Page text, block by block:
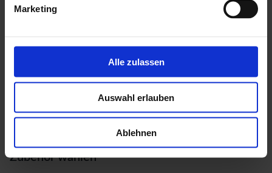
Marketing
Alle zulassen
Auswahl erlauben
Ablehnen
Zubehör wählen